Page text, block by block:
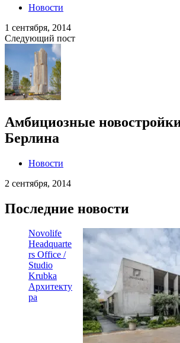
Новости
1 сентября, 2014
Следующий пост
Амбициозные
Берлина
Новости
2 сентября, 2014
Последние новости
Novolife
Headquarte
rs Office /
Studio
Krubka
Архитекту
ра